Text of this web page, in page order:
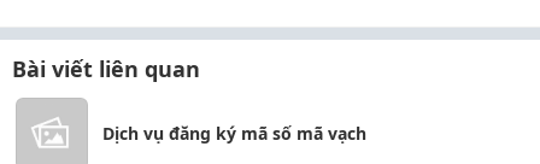
Bài viết liên quan
Dịch vụ đăng ký mã số mã vạch